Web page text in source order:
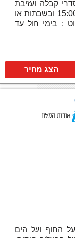
קבלה ועזיבת
חדרים: צ'ק אין : בימי חול החל מהשעה 15:00 ובשבתות או
18:00 צ'ק אאוט : בימי חול עד
הצג מחיר
אודות המלון
החוף ועל הים